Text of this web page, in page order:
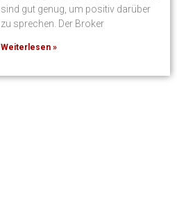
sind gut genug, um positiv darüber
zu sprechen. Der Broker
Weiterlesen »